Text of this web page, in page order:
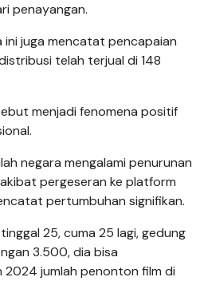
penayangan.
ini juga mencatat pencapaian
telah terjual di 148
menjadi fenomena positif
negara mengalami penurunan
pergeseran ke platform
pertumbuhan signifikan.
25, cuma 25 lagi, gedung
3.500, dia bisa
jumlah penonton film di